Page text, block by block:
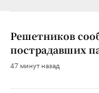
Решетников
пострадавших
47 минут назад